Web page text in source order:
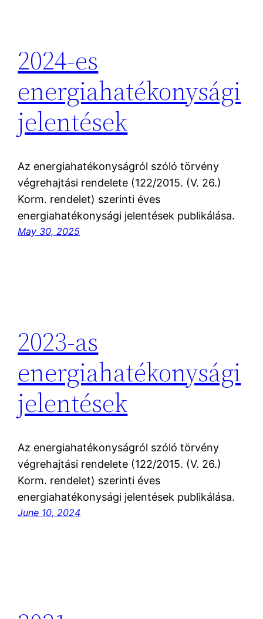
2024-es
energiahatékonysági
jelentések
Az energiahatékonyságról szóló törvény
végrehajtási rendelete (122/2015. (V. 26.)
Korm. rendelet) szerinti éves
energiahatékonysági jelentések publikálása.
May 30, 2025
2023-as
energiahatékonysági
jelentések
Az energiahatékonyságról szóló törvény
végrehajtási rendelete (122/2015. (V. 26.)
Korm. rendelet) szerinti éves
energiahatékonysági jelentések publikálása.
June 10, 2024